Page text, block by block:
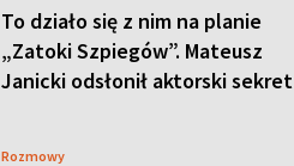
To działo się z nim na planie
„Zatoki Szpiegów”. Mateusz
Janicki odsłonił aktorski sekret
Rozmowy